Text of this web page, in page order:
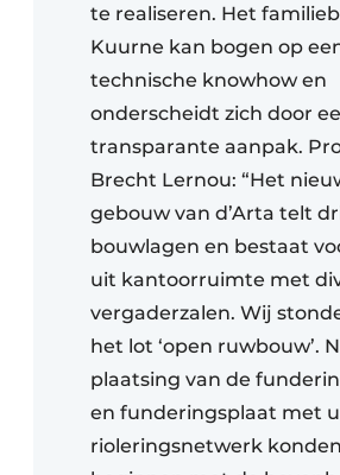
te realiseren. Het
Kuurne kan bogen op
technische knowhow en
onderscheidt zich door
transparante aanpak.
Brecht Lernou: “Het
gebouw van d’Arta telt
bouwlagen en bestaat
uit kantoorruimte met
vergaderzalen. Wij
het lot ‘open ruwbouw’.
plaatsing van de
en funderingsplaat met
rioleringsnetwerk